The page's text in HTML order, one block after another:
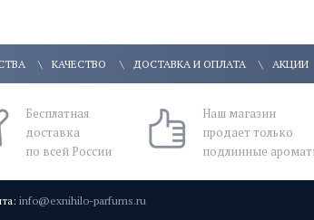
КАЧЕСТВО ДОСТАВКА И ОПЛАТА АКЦИИ
Бесплатная
доставка
по всей России
Наш магазин
продает только
подлинные
info@exnihilo-parfums.ru